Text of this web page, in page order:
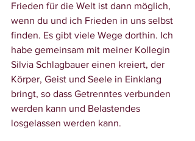
Frieden für die Welt ist dann möglich,
wenn du und ich Frieden in uns selbst
finden. Es gibt viele Wege dorthin. Ich
habe gemeinsam mit meiner Kollegin
Silvia Schlagbauer einen kreiert, der
Körper, Geist und Seele in Einklang
bringt, so dass Getrenntes verbunden
werden kann und Belastendes
losgelassen werden kann.